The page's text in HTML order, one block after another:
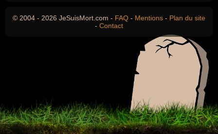
© 2004 - 2026 JeSuisMort.com - FAQ - Mentions - Plan du site
- Contact